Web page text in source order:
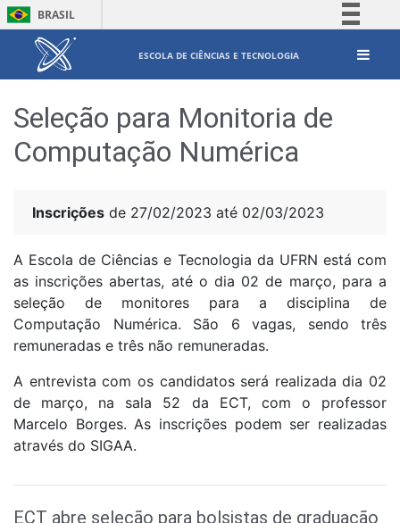
BRASIL
Acesso à informação
Legislação
ESCOLA DE CIÊNCIAS E TECNOLOGIA
Seleção para Monitoria de
Computação Numérica
Inscrições de 27/02/2023 até 02/03/2023
A Escola de Ciências e Tecnologia da UFRN está com
as inscrições abertas, até o dia 02 de março, para a
seleção de monitores para a disciplina de
Computação Numérica. São 6 vagas, sendo três
remuneradas e três não remuneradas.
A entrevista com os candidatos será realizada dia 02
de março, na sala 52 da ECT, com o professor
Marcelo Borges. As inscrições podem ser realizadas
através do SIGAA.
ECT abre seleção para bolsistas de graduação